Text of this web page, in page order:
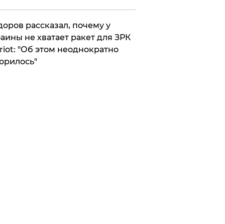
рассказал, почему у
не хватает ракет для ЗРК
"Об этом неоднократно